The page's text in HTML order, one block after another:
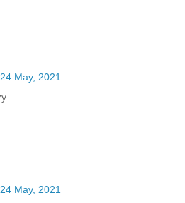
May, 2021
May, 2021